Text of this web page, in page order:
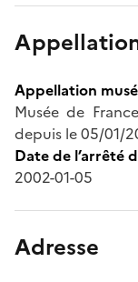
Appellation
Musée de
depuis le 05/01/
Date de l’arrêté
2002-01-05
Adresse